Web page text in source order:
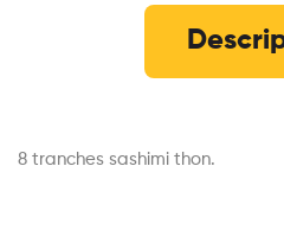
8 tranches sashimi thon.